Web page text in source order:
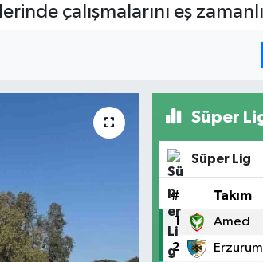
çalışmalarını eş
Süper
Süper Lig
# Takım
1 Amed
2